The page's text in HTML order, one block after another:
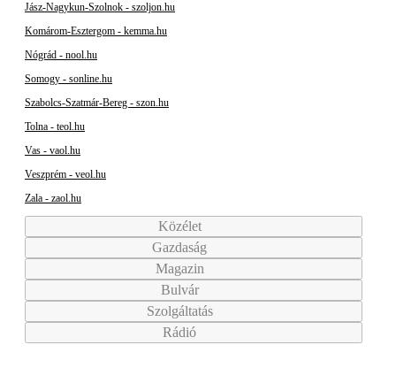
Jász-Nagykun-Szolnok - szoljon.hu
Komárom-Esztergom - kemma.hu
Nógrád - nool.hu
Somogy - sonline.hu
Szabolcs-Szatmár-Bereg - szon.hu
Tolna - teol.hu
Vas - vaol.hu
Veszprém - veol.hu
Zala - zaol.hu
Közélet
Gazdaság
Magazin
Bulvár
Szolgáltatás
Rádió